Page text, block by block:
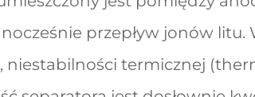
przepływ jonów litu.
termicznej